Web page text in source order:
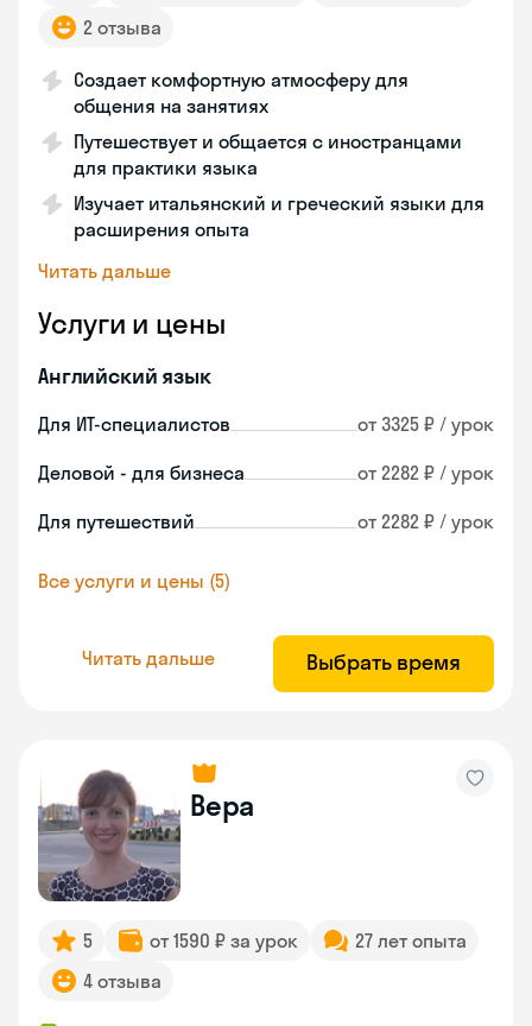
2 отзыва
Создает комфортную атмосферу для
общения на занятиях
Путешествует и общается с иностранцами
для практики языка
Изучает итальянский и греческий языки для
расширения опыта
Читать дальше
Услуги и цены
Английский язык
Для ИТ-специалистов от 3325 ₽ / урок
Деловой - для бизнеса от 2282 ₽ / урок
Для путешествий от 2282 ₽ / урок
Все услуги и цены (5)
Читать дальше Выбрать время
Вера
5 от 1590 ₽ за урок
27 лет опыта
4 отзыва